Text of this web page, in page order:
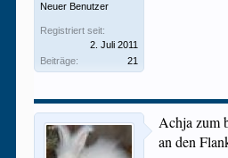
Neuer Benutzer
Registriert seit:
2. Juli 2011
Beiträge:
21
Achja zum
an den